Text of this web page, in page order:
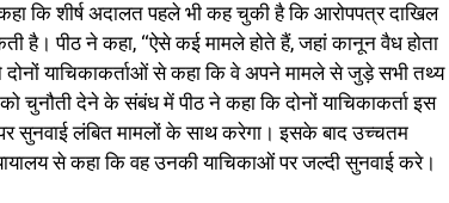
कि शीर्ष अदालत पहले भी कह चुकी है कि आरोपपत्र दाखिल
पीठ ने कहा, ‘‘ऐसे कई मामले होते हैं, जहां कानून वैध होता
याचिकाकर्ताओं से कहा कि वे अपने मामले से जुड़े सभी तथ्य
चुनौती देने के संबंध में पीठ ने कहा कि दोनों याचिकाकर्ता इस
सुनवाई लंबित मामलों के साथ करेगा। इसके बाद उच्चतम
से कहा कि वह उनकी याचिकाओं पर जल्दी सुनवाई करे।